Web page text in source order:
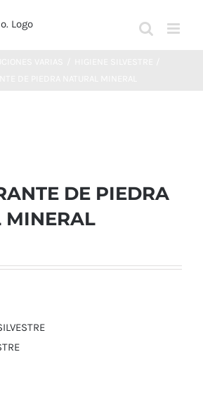
DE PIEDRA
MINERAL